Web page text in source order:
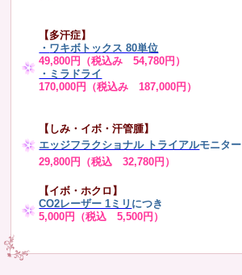
【多汗症】
・ ワキボトックス 80単位
49,800円（税込み 54,780円）
・ミラドライ
170,000円（税込み 187,000円）
【しみ・イボ・汗管腫】
エッジフラクショナル トライアルモニター
29,800円（税込 32,780円）
【イボ・ホクロ】
CO2レーザー 1ミリ につき
5,000円（税込 5,500円）